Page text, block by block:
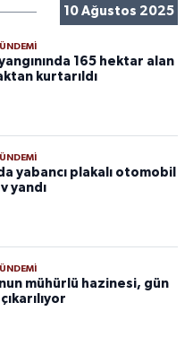
10 Ağustos 2025
165 hektar alan
kurtarıldı
yabancı plakalı otomobil
yandı
mühürlü hazinesi, gün